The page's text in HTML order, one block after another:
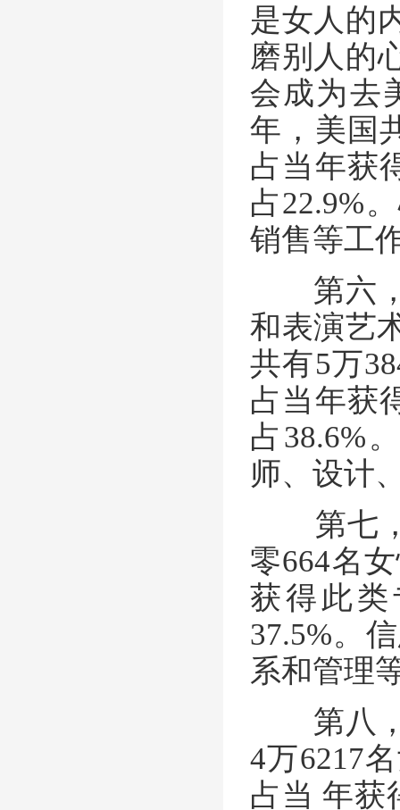
是女人的
磨别人的
会成为去
年，美国
占当年获
占22.9%
销售等工
第六，
和表演艺
共有5万
占当年获
占38.6%
师、设计
第七，
零664名
获得此类
37.5%。
系和管理
第八，
4万6217
占当 年获